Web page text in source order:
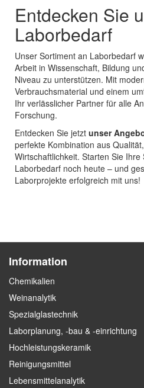
Entdecken Sie
Laborbedarf
Unser Sortiment an Laborbedarf
Arbeit in Wissenschaft, Bildung
Niveau zu unterstützen. Mit
Verbrauchsmaterial und einem
Ihr verlässlicher Partner für alle
Forschung.
Entdecken Sie jetzt unser
perfekte Kombination aus
Wirtschaftlichkeit. Starten Sie
Laborbedarf noch heute – und
Laborprojekte erfolgreich mit uns!
Information
Chemikalien
Weinanalytik
Spezialglastechnik
Laborplanung, -bau & -einrichtung
Hochleistungskeramik
Reinigungsmittel
Lebensmittelanalytik